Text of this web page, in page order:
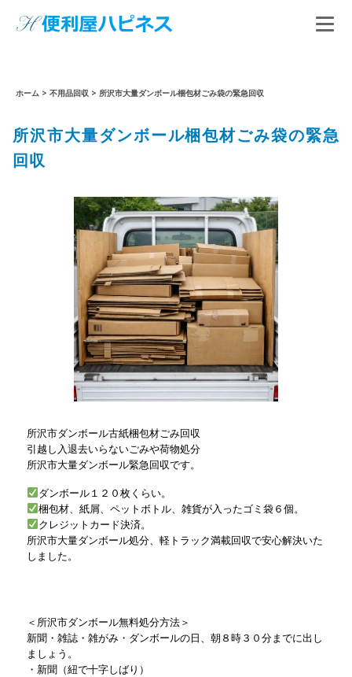
ホーム > 不用品回収 > 所沢市大量ダンボール梱包材ごみ袋の緊急回収
所沢市大量ダンボール梱包材ごみ袋の緊急
回収
所沢市ダンボール古紙梱包材ごみ回収
引越し入退去いらないごみや荷物処分
所沢市大量ダンボール緊急回収です。
ダンボール１２０枚くらい。
梱包材、紙屑、ペットボトル、雑貨が入ったゴミ袋６個。
クレジットカード決済。
所沢市大量ダンボール処分、軽トラック満載回収で安心解決いた
しました。
＜所沢市ダンボール無料処分方法＞
新聞・雑誌・雑がみ・ダンボールの日、朝８時３０分までに出し
ましょう。
・新聞（紐で十字しばり）